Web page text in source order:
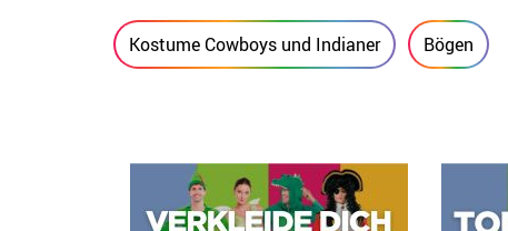
Kostume Cowboys und Indianer Bögen